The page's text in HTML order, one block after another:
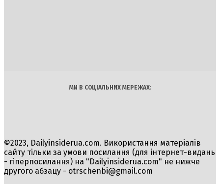
МИ В СОЦІАЛЬНИХ МЕРЕЖАХ:
©2023, Dailyinsiderua.com. Використання матеріалів
сайту тільки за умови посилання (для інтернет-видань
- гіперпосилання) на "Dailyinsiderua.com" не нижче
другого абзацу - otrschenbi@gmail.com